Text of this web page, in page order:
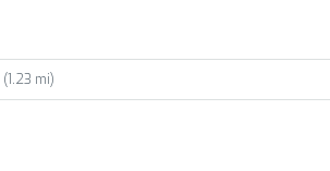
(1.23 mi)